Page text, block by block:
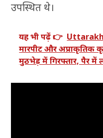
उपस्थित थे।
यह भी पढ़ें 👉
मारपीट और अप्राकृतिक
मुठभेड़ में गिरफ्तार, पैर में